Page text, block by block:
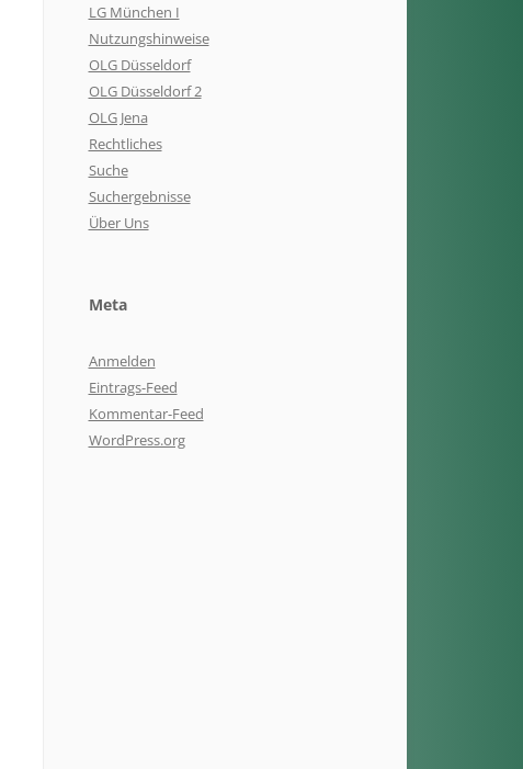
LG München I
Nutzungshinweise
OLG Düsseldorf
OLG Düsseldorf 2
OLG Jena
Rechtliches
Suche
Suchergebnisse
Über Uns
Meta
Anmelden
Eintrags-Feed
Kommentar-Feed
WordPress.org